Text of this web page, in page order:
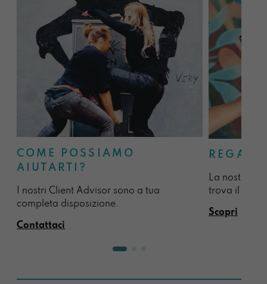
COME POSSIAMO
AIUTARTI?
I nostri Client Advisor sono a tua
completa disposizione.
Contattaci
La nostra
trova il
Scopri